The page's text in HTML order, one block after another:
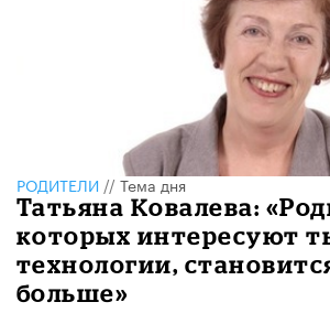
РОДИТЕЛИ // Тема дня
Татьяна Ковалева:
которых интересуют
технологии,
больше»